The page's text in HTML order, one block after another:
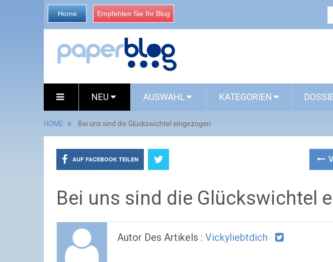
Home Empfehlen Sie Ihr Blog
NEU AUSWAHL KATEGORIEN
HOME Bei uns sind die Glückswichtel eingezogen
AUF FACEBOOK TEILEN
Bei uns sind die Glückswichtel
Autor Des Artikels : Vickyliebtdich